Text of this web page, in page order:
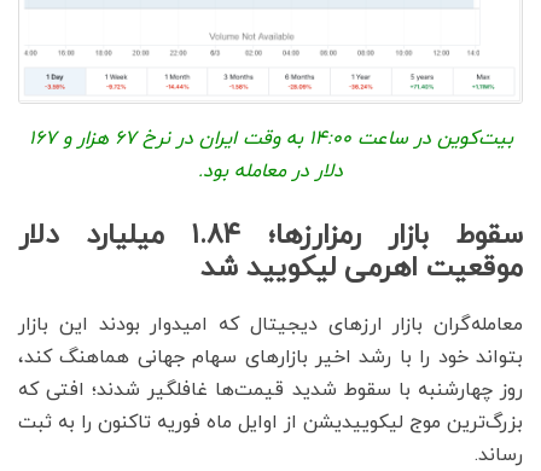
بیت‌کوین در ساعت 14:00 به وقت ایران در نرخ 67 هزار و 167
دلار در معامله بود.
سقوط بازار رمزارزها؛ ۱.۸۴ میلیارد دلار
موقعیت اهرمی لیکویید شد
معامله‌گران بازار ارزهای دیجیتال که امیدوار بودند این بازار
بتواند خود را با رشد اخیر بازارهای سهام جهانی هماهنگ کند،
روز چهارشنبه با سقوط شدید قیمت‌ها غافلگیر شدند؛ افتی که
بزرگ‌ترین موج لیکوییدیشن از اوایل ماه فوریه تاکنون را به ثبت
رساند.